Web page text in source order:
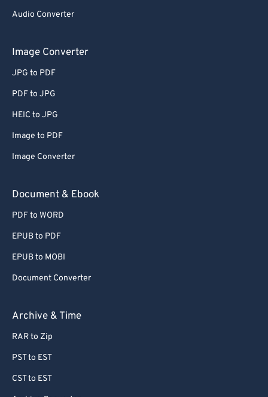
Audio Converter
Image Converter
JPG to PDF
PDF to JPG
HEIC to JPG
Image to PDF
Image Converter
Document & Ebook
PDF to WORD
EPUB to PDF
EPUB to MOBI
Document Converter
Archive & Time
RAR to Zip
PST to EST
CST to EST